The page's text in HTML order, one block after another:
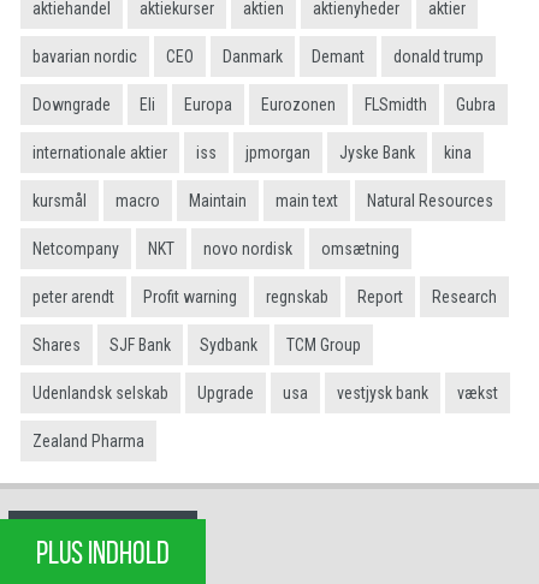
aktiehandel aktiekurser aktien aktienyheder aktier
bavarian nordic CEO Danmark Demant donald trump
Downgrade Eli Europa Eurozonen FLSmidth Gubra
internationale aktier iss jpmorgan Jyske Bank kina
kursmål macro Maintain main text Natural Resources
Netcompany NKT novo nordisk omsætning
peter arendt Profit warning regnskab Report Research
Shares SJF Bank Sydbank TCM Group
Udenlandsk selskab Upgrade usa vestjysk bank vækst
Zealand Pharma
PLUS INDHOLD